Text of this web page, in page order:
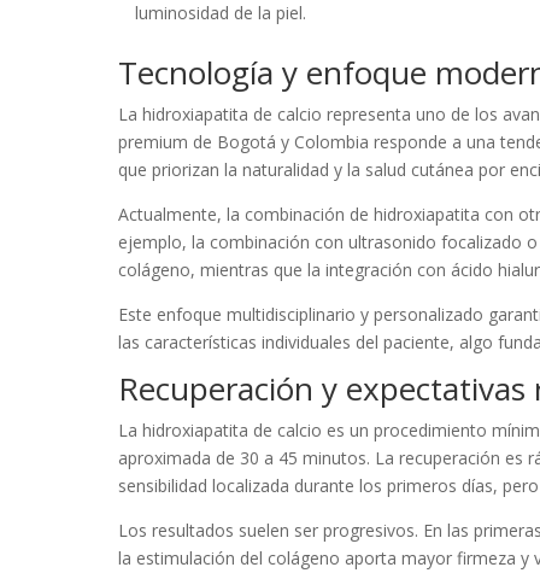
luminosidad de la piel.
Tecnología y enfoque
La hidroxiapatita de calcio representa uno de los
premium de Bogotá y Colombia responde a una
que priorizan la naturalidad y la salud cutánea por
Actualmente, la combinación de hidroxiapatita con
ejemplo, la combinación con ultrasonido focalizado
colágeno, mientras que la integración con ácido
Este enfoque multidisciplinario y personalizado
las características individuales del paciente, algo
Recuperación y expectativas
La hidroxiapatita de calcio es un procedimiento
aproximada de 30 a 45 minutos. La recuperación es
sensibilidad localizada durante los primeros días,
Los resultados suelen ser progresivos. En las
la estimulación del colágeno aporta mayor firmeza y